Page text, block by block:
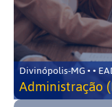
Divinópolis-MG
Administração